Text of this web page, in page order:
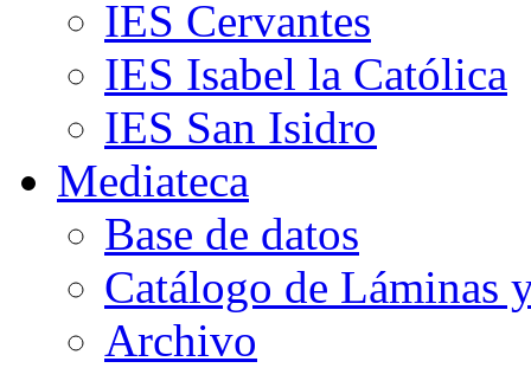
IES Cervantes
IES Isabel la Católica
IES San Isidro
Mediateca
Base de datos
Catálogo de Láminas
Archivo